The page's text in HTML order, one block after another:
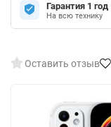
Гарантия 1 год
На всю технику
Оставить отзыв